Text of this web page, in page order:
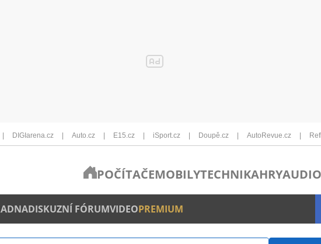
DIGIarena.cz Auto.cz E15.cz iSport.cz Doupě.cz AutoRevue.cz
POČÍTAČEMOBILYTECHNIKAHRY
DISKUZNÍ FÓRUMVIDEOPREMIUM